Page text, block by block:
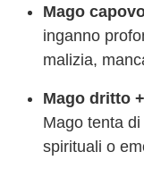
Mago
inganno
malizia,
Mago dritto
Mago tenta
spirituali o